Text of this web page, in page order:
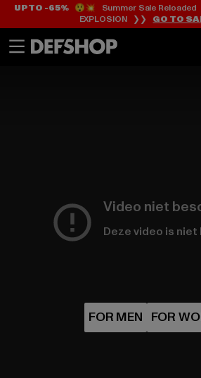
Ga
naar
Ga
naar
UP TO -65%😲💥 Summer Sale
EXPLOSION ❯❯ GO TO
Video niet
Deze video is